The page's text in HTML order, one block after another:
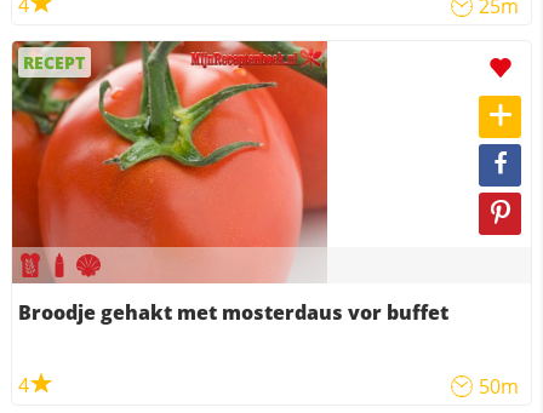
4 25m
RECEPT
Broodje gehakt met mosterdaus vor buffet
4 50m